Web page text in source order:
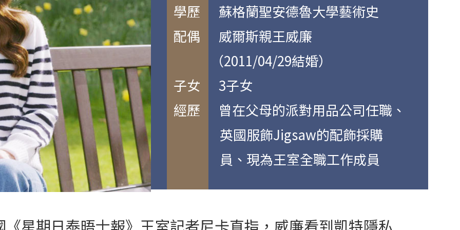
學歷 蘇格蘭聖安德魯大學藝術史
配偶 威爾斯親王威廉
（2011/04/29結婚）
子女 3子女
經歷 曾在父母的派對用品公司任職、
英國服飾Jigsaw的配飾採購
員、現為王室全職工作成員
《星期日泰晤士報》王室記者尼卡直指，威廉看到凱特隱私